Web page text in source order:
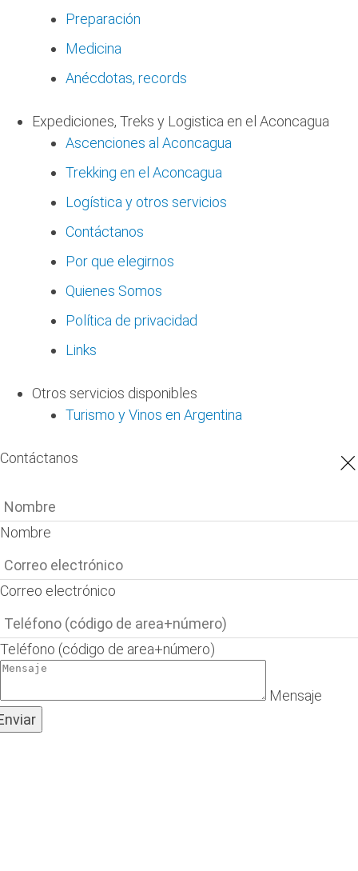
Preparación
Medicina
Anécdotas, records
Expediciones, Treks y Logistica en el Aconcagua
Ascenciones al Aconcagua
Trekking en el Aconcagua
Logística y otros servicios
Contáctanos
Por que elegirnos
Quienes Somos
Política de privacidad
Links
Otros servicios disponibles
Turismo y Vinos en Argentina
×
Contáctanos
Nombre
Correo electrónico
Teléfono (código de area+número)
Mensaje